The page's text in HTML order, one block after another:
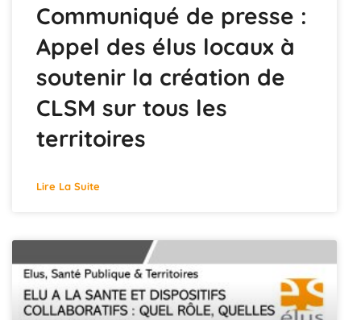
Communiqué de presse :
Appel des élus locaux à
soutenir la création de
CLSM sur tous les
territoires
Lire La Suite